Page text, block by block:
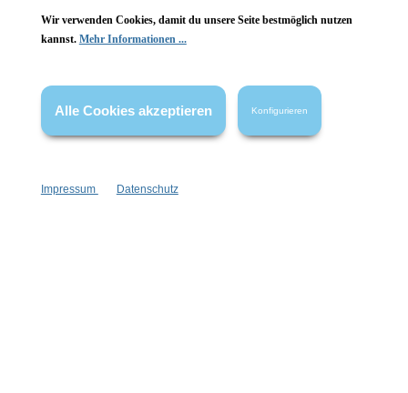
* Alle Preise inkl. gesetzl. Mehrwertsteuer zzgl.Versandkosten
wenn nicht anders angegeben.
Wir verwenden Cookies, damit du unsere Seite bestmöglich nutzen
kannst. Mehr Informationen ...
Alle Cookies akzeptieren Konfigurieren
Impressum Datenschutz